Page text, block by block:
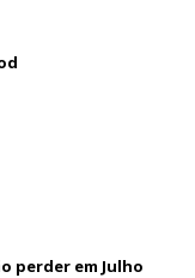
perder em Julho